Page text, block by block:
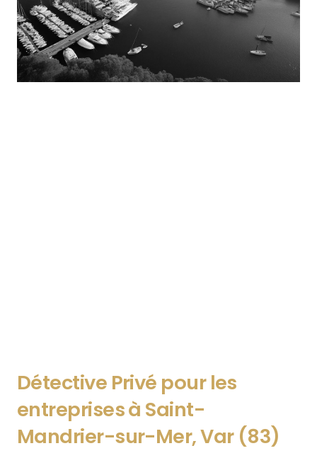
Détective Privé pour les
entreprises à Saint-
Mandrier-sur-Mer, Var (83)